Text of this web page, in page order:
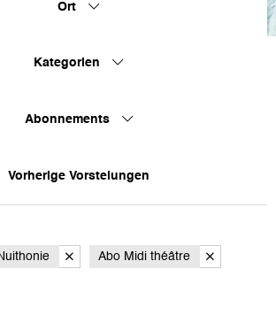
Ort
Kategorien
Abonnements
Vorherige Vorstelungen
Abo Midi théâtre